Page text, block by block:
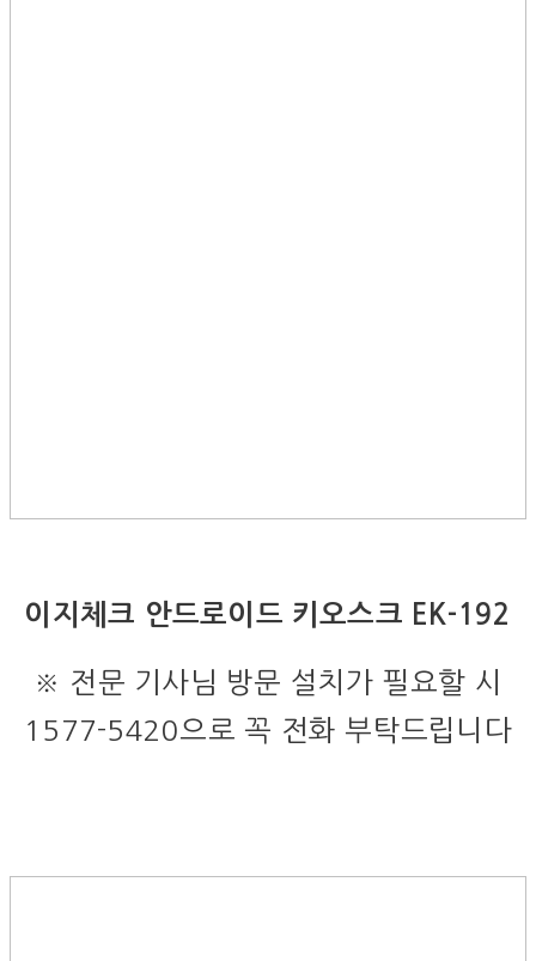
이지체크 안드로이드 키오스크 EK-192
※ 전문 기사님 방문 설치가 필요할 시
1577-5420으로 꼭 전화 부탁드립니다